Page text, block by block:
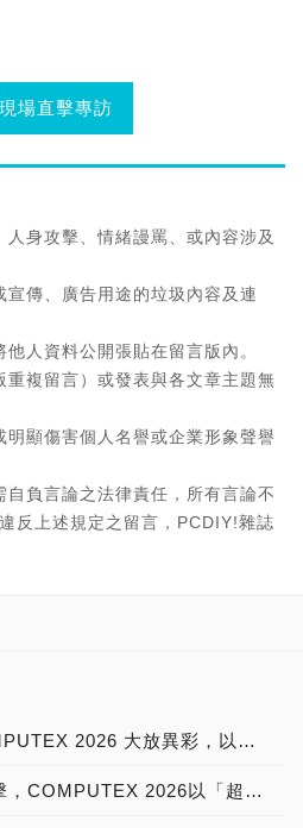
場直擊專訪
身攻擊、情緒謾罵、或內容涉及
傳、廣告用途的垃圾內容及連
人資料公開張貼在留言版內。
複留言）或發表與各文章主題無
明顯傷害個人名譽或企業形象聲譽
負言論之法律責任，所有言論不
反上述規定之留言，PCDIY!雜誌
「QNAP 威聯通」COMPUTEX 2026 大放異彩，以「READY 高可用性，全面就緒 RECOVERY 即刻救援，絕不妥協 專為 AI 時代而生」為主題，宣示「賦能 AI 新時代」！
「InWin 迎廣」重磅出擊，COMPUTEX 2026以「超越硬體，構築 AI 未來架構」為主題，展現「從硬體製造到AI系統整合的全面進化」！